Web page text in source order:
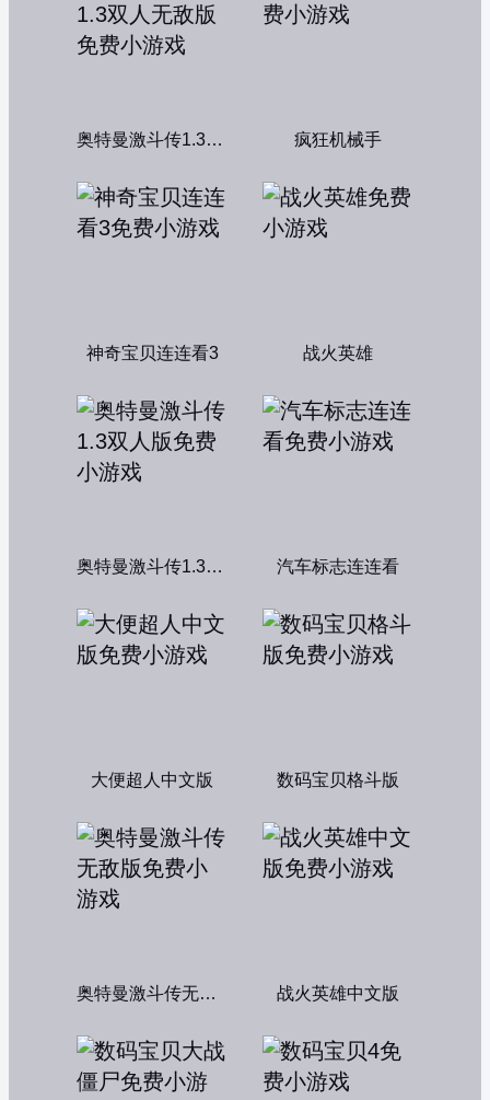
奥特曼激斗传1.3双人无敌版 疯狂机械手
神奇宝贝连连看3 战火英雄
奥特曼激斗传1.3双人版 汽车标志连连看
大便超人中文版 数码宝贝格斗版
奥特曼激斗传无敌版 战火英雄中文版